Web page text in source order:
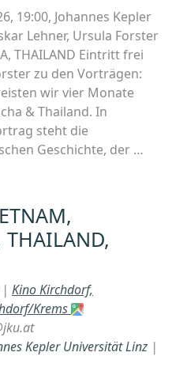
19:00, Johannes Kepler
Lehner, Ursula Forster
THAILAND Eintritt frei
zu den Vorträgen:
wir vier Monate
& Thailand. In
steht die
Geschichte, der …
THAILAND,
| Kino Kirchdorf,
Krems
Kepler Universität Linz |